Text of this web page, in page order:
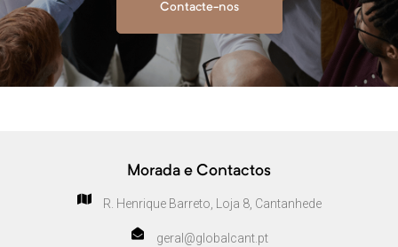
Contacte-nos
Morada e Contactos
R. Henrique Barreto, Loja 8, Cantanhede
geral@globalcant.pt